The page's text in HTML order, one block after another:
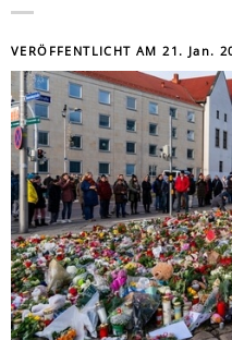
VERÖFFENTLICHT AM21. Jan.